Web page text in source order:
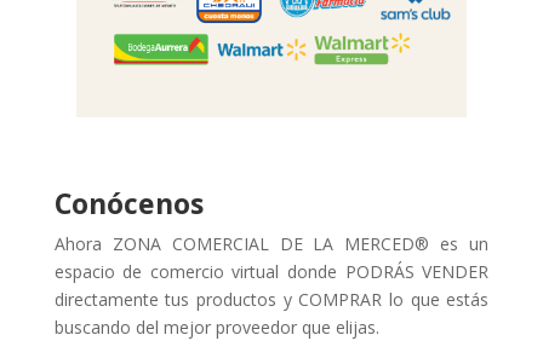
Conócenos
Ahora ZONA COMERCIAL DE LA MERCED® es un
espacio de comercio virtual donde PODRÁS VENDER
directamente tus productos y COMPRAR lo que estás
buscando del mejor proveedor que elijas.